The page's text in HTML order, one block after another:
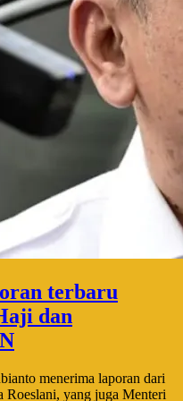
terbaru
dan
menerima laporan dari
Roeslani, yang juga Menteri